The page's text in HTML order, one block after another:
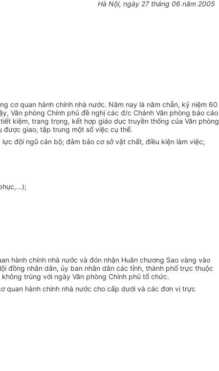
Hà Nội, ngày 27 tháng 06 năm 2005
cơ quan hành chính nhà nước. Năm nay là năm chẵn, kỷ niệm 60
Văn phòng Chính phủ đề nghị các đ/c Chánh Văn phòng báo cáo
kiệm, trang trọng, kết hợp giáo dục truyền thống của Văn phòng
giao, tập trung một số việc cụ thể.
đội ngũ cán bộ; đảm bảo cơ sở vật chất, điều kiện làm việc;
hành chính nhà nước và đón nhận Huân chương Sao vàng vào
đồng nhân dân, ủy ban nhân dân các tỉnh, thành phố trực thuộc
trùng với ngày Văn phòng Chính phủ tổ chức.
quan hành chính nhà nước cho cấp dưới và các đơn vị trực